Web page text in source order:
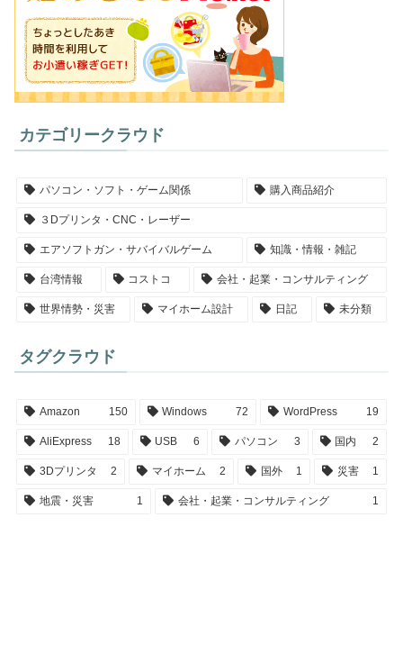
カテゴリークラウド
パソコン・ソフト・ゲーム関係 購入商品紹介
３Dプリンタ・CNC・レーザー
エアソフトガン・サバイバルゲーム 知識・情報・雑記
台湾情報 コストコ 会社・起業・コンサルティング
世界情勢・災害 マイホーム設計 日記 未分類
タグクラウド
Amazon 150 Windows 72 WordPress 19
AliExpress 18 USB 6 パソコン 3 国内 2
3Dプリンタ 2 マイホーム 2 国外 1 災害 1
地震・災害 1 会社・起業・コンサルティング 1